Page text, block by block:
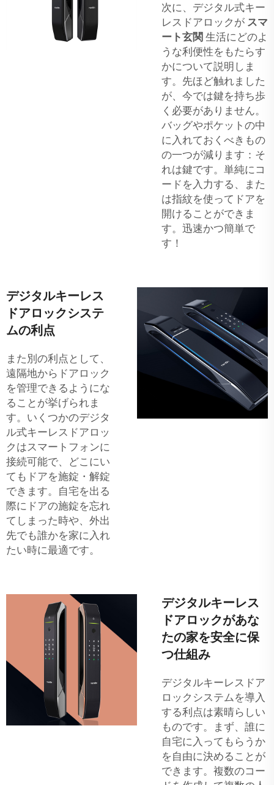
次に、デジタル式キー
レスドアロックが スマ
ート玄関 生活にどのよ
うな利便性をもたらす
かについて説明しま
す。先ほど触れました
が、今では鍵を持ち歩
く必要がありません。
バッグやポケットの中
に入れておくべきもの
の一つが減ります：そ
れは鍵です。単純にコ
ードを入力する、また
は指紋を使ってドアを
開けることができま
す。迅速かつ簡単で
す！
デジタルキーレス
ドアロックシステ
ムの利点
また別の利点として、
遠隔地からドアロック
を管理できるようにな
ることが挙げられま
す。いくつかのデジタ
ル式キーレスドアロッ
クはスマートフォンに
接続可能で、どこにい
てもドアを施錠・解錠
できます。自宅を出る
際にドアの施錠を忘れ
てしまった時や、外出
先でも誰かを家に入れ
たい時に最適です。
デジタルキーレス
ドアロックがあな
たの家を安全に保
つ仕組み
デジタルキーレスドア
ロックシステムを導入
する利点は素晴らしい
ものです。まず、誰に
自宅に入ってもらうか
を自由に決めることが
できます。複数のコー